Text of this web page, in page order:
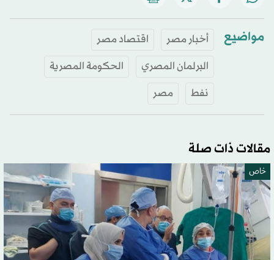
مواضيع أخبار مصر
اقتصاد مصر
البرلمان المصري
الحكومة المصرية
نفط
مصر
مقالات ذات صلة
خاص